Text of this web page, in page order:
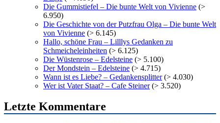
Die Gummistiefel – Die bunte Welt von Vivienne (>
6.950)
Die Geschichte von der Putzfrau Olga – Die bunte Welt
von Vivienne (> 6.145)
Hallo, schöne Frau – Lilllys Gedanken zu
Schmeicheleinheiten (> 6.125)
Die Wüstenrose – Edelsteine (> 5.100)
Der Mondstein – Edelsteine (> 4.715)
Wann ist es Liebe? – Gedankensplitter(> 4.030)
Wer ist Vater Staat? – Cafe Steiner(> 3.520)
Letzte Kommentare